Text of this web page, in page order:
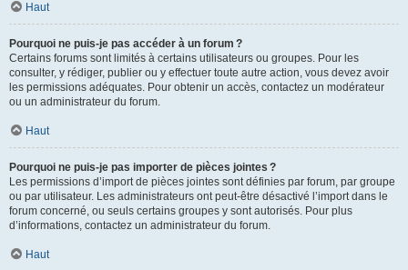
Haut
Pourquoi ne puis-je pas accéder à un forum ?
Certains forums sont limités à certains utilisateurs ou groupes. Pour les
consulter, y rédiger, publier ou y effectuer toute autre action, vous devez avoir
les permissions adéquates. Pour obtenir un accès, contactez un modérateur
ou un administrateur du forum.
Haut
Pourquoi ne puis-je pas importer de pièces jointes ?
Les permissions d’import de pièces jointes sont définies par forum, par groupe
ou par utilisateur. Les administrateurs ont peut-être désactivé l’import dans le
forum concerné, ou seuls certains groupes y sont autorisés. Pour plus
d’informations, contactez un administrateur du forum.
Haut